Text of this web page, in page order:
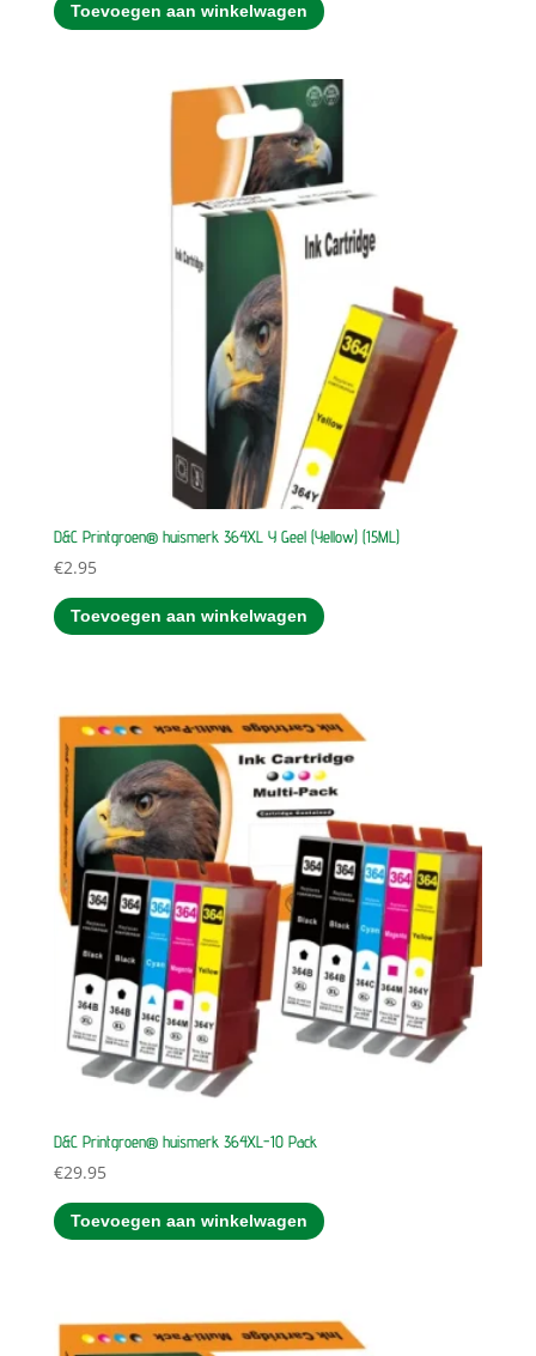
Toevoegen aan winkelwagen
D&C Printgroen® huismerk 364XL Y Geel (Yellow) (15ML)
€2.95
Toevoegen aan winkelwagen
D&C Printgroen® huismerk 364XL-10 Pack
€29.95
Toevoegen aan winkelwagen